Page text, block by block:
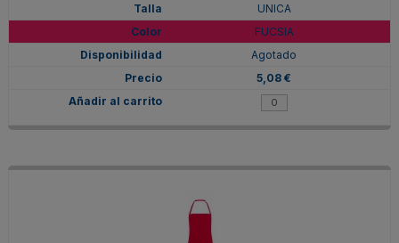
UNICA
FUCSIA
Agotado
5,08 €